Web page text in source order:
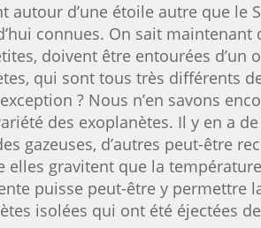
d’une étoile autre que le
connues. On sait
doivent être entourées d’un
qui sont tous très différents
? Nous n’en savons
des exoplanètes. Il y en a
gazeuses, d’autres peut-être
gravitent que la
puisse peut-être y permettre
isolées qui ont été éjectées